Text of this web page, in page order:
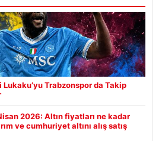
Trabzonspor da Takip
2026: Altın fiyatları ne kadar
ve cumhuriyet altını alış satış